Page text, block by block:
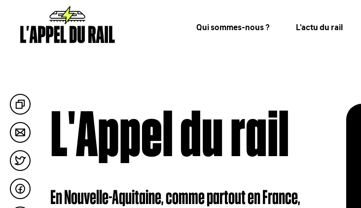
Qui sommes-nous ? L'actu du rail
L'Appel du rail
En Nouvelle-Aquitaine, comme partout en France,